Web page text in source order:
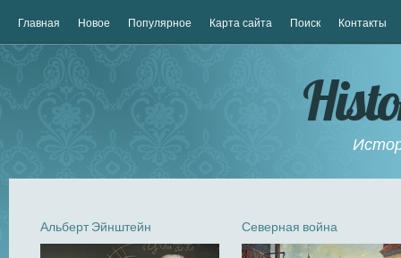
Главная Новое Популярное Карта сайта Поиск Контакты
Альберт Эйнштейн Северная война